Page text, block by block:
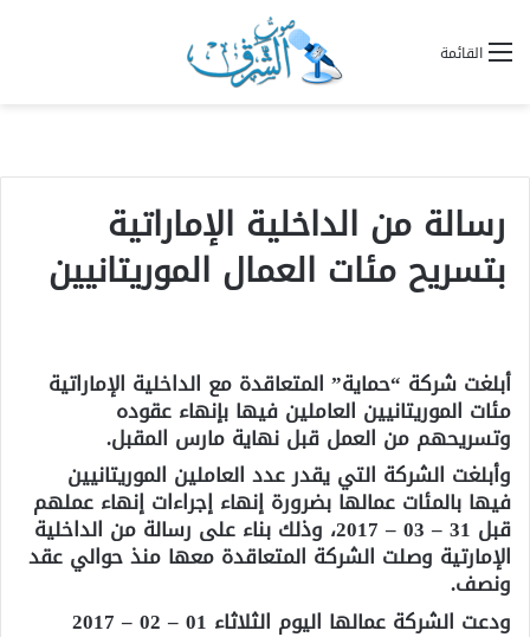
القائمة
رسالة من الداخلية الإماراتية
بتسريح مئات العمال الموريتانيين
أبلغت شركة “حماية” المتعاقدة مع الداخلية الإماراتية
مئات الموريتانيين العاملين فيها بإنهاء عقوده
وتسريحهم من العمل قبل نهاية مارس المقبل.
وأبلغت الشركة التي يقدر عدد العاملين الموريتانيين
فيها بالمئات عمالها بضرورة إنهاء إجراءات إنهاء عملهم
قبل 31 – 03 – 2017، وذلك بناء على رسالة من الداخلية
الإمارتية وصلت الشركة المتعاقدة معها منذ حوالي عقد
ونصف.
ودعت الشركة عمالها اليوم الثلاثاء 01 – 02 – 2017